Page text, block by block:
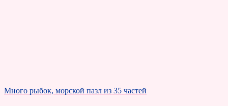
Много рыбок, морской пазл из 35 частей